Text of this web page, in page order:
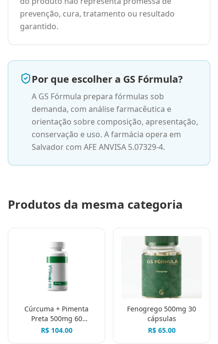
prevenção, cura, tratamento ou resultado
garantido.
Por que escolher a GS Fórmula?
A GS Fórmula prepara fórmulas sob
demanda, com análise farmacêutica e
orientação sobre composição, apresentação,
conservação e uso. A farmácia opera em
Salvador com AFE ANVISA 5.07329-4.
Produtos da mesma categoria
Cúrcuma + Pimenta
Preta 500mg 60
cápsulas
R$ 104.00
Fenogrego 500mg 30
cápsulas
R$ 65.00